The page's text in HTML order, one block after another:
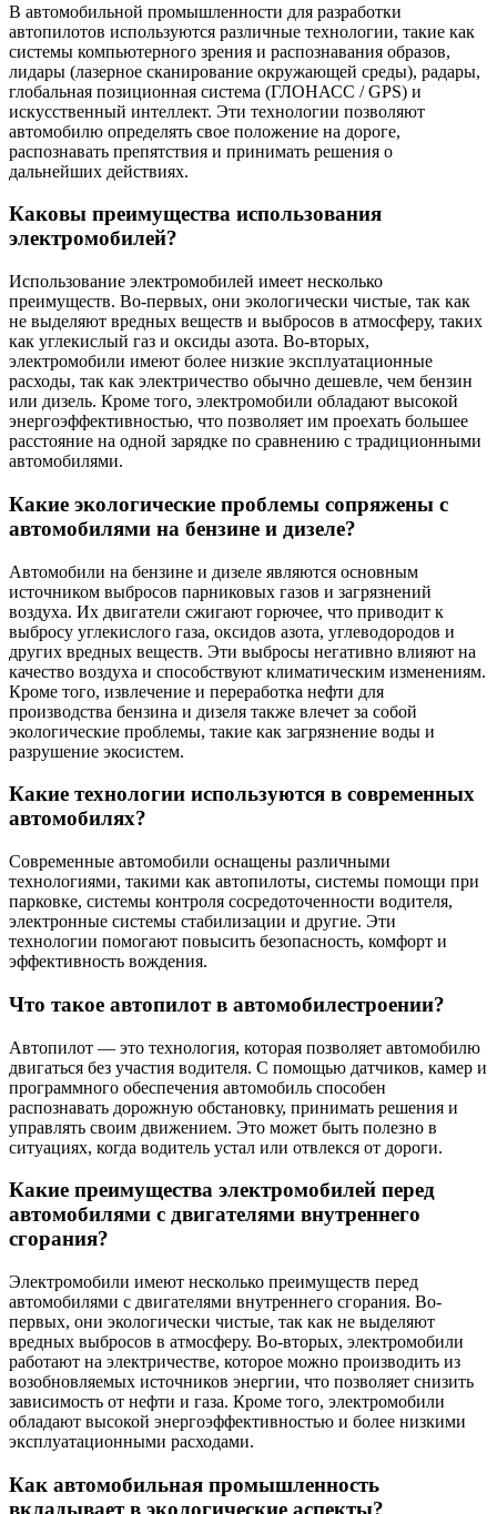
В автомобильной промышленности для разработки
автопилотов используются различные технологии, такие как
системы компьютерного зрения и распознавания образов,
лидары (лазерное сканирование окружающей среды), радары,
глобальная позиционная система (ГЛОНАСС / GPS) и
искусственный интеллект. Эти технологии позволяют
автомобилю определять свое положение на дороге,
распознавать препятствия и принимать решения о
дальнейших действиях.
Каковы преимущества использования
электромобилей?
Использование электромобилей имеет несколько
преимуществ. Во-первых, они экологически чистые, так как
не выделяют вредных веществ и выбросов в атмосферу, таких
как углекислый газ и оксиды азота. Во-вторых,
электромобили имеют более низкие эксплуатационные
расходы, так как электричество обычно дешевле, чем бензин
или дизель. Кроме того, электромобили обладают высокой
энергоэффективностью, что позволяет им проехать большее
расстояние на одной зарядке по сравнению с традиционными
автомобилями.
Какие экологические проблемы сопряжены с
автомобилями на бензине и дизеле?
Автомобили на бензине и дизеле являются основным
источником выбросов парниковых газов и загрязнений
воздуха. Их двигатели сжигают горючее, что приводит к
выбросу углекислого газа, оксидов азота, углеводородов и
других вредных веществ. Эти выбросы негативно влияют на
качество воздуха и способствуют климатическим изменениям.
Кроме того, извлечение и переработка нефти для
производства бензина и дизеля также влечет за собой
экологические проблемы, такие как загрязнение воды и
разрушение экосистем.
Какие технологии используются в современных
автомобилях?
Современные автомобили оснащены различными
технологиями, такими как автопилоты, системы помощи при
парковке, системы контроля сосредоточенности водителя,
электронные системы стабилизации и другие. Эти
технологии помогают повысить безопасность, комфорт и
эффективность вождения.
Что такое автопилот в автомобилестроении?
Автопилот — это технология, которая позволяет автомобилю
двигаться без участия водителя. С помощью датчиков, камер и
программного обеспечения автомобиль способен
распознавать дорожную обстановку, принимать решения и
управлять своим движением. Это может быть полезно в
ситуациях, когда водитель устал или отвлекся от дороги.
Какие преимущества электромобилей перед
автомобилями с двигателями внутреннего
сгорания?
Электромобили имеют несколько преимуществ перед
автомобилями с двигателями внутреннего сгорания. Во-
первых, они экологически чистые, так как не выделяют
вредных выбросов в атмосферу. Во-вторых, электромобили
работают на электричестве, которое можно производить из
возобновляемых источников энергии, что позволяет снизить
зависимость от нефти и газа. Кроме того, электромобили
обладают высокой энергоэффективностью и более низкими
эксплуатационными расходами.
Как автомобильная промышленность
вкладывает в экологические аспекты?